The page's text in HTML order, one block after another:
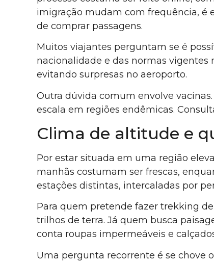
imigração mudam com frequência, é
de comprar passagens.
Muitos viajantes perguntam se é
nacionalidade e das normas vigentes
evitando surpresas no aeroporto.
Outra dúvida comum envolve
escala em regiões endêmicas.
Clima de altitude e
Por estar situada em uma região
manhãs costumam ser frescas,
estações distintas, intercaladas por
Para quem pretende fazer trekking
trilhos de terra. Já quem busca
conta roupas impermeáveis e
Uma pergunta recorrente é se chove